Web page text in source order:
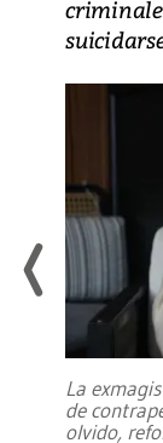
La
de
olvido,